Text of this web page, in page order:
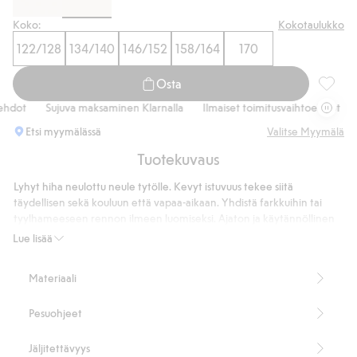
Koko: Kokotaulukko
122/128 134/140 146/152 158/164 170
Osta
Sujuva maksaminen Klarnalla Ilmaiset toimitusvaihtoehdot
Etsi myymälässä
Valitse Myymälä
Tuotekuvaus
Lue lisää
Lyhyt hiha neulottu neule tytölle. Kevyt istuvuus tekee siitä
täydellisen sekä kouluun että vapaa-aikaan. Yhdistä farkkuihin tai
neule, joka sopii täydellisesti vaatekaappiin.
Tuotenumero
Materiaali
Pesuohjeet
Jäljitettävyys